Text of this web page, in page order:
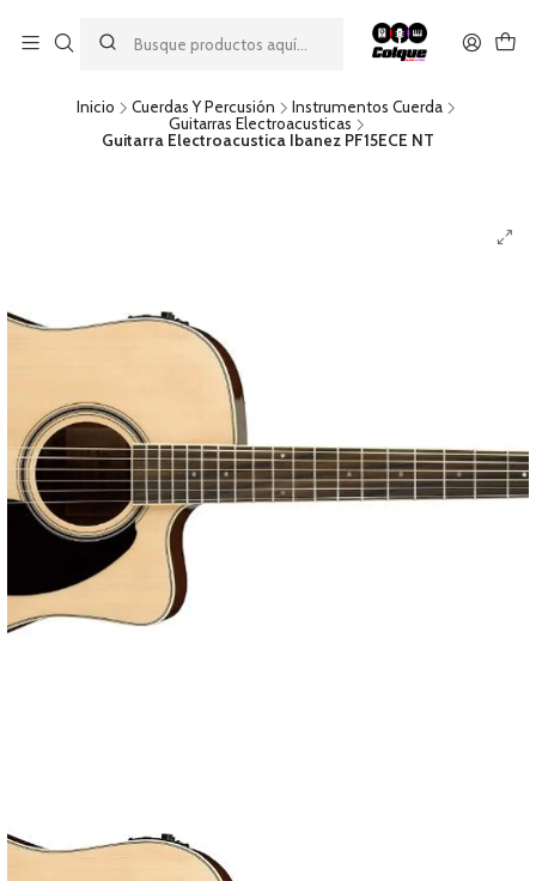
descuento por pago con transferencia bancaria
por una compra mínima de $49.990. Este descuento no es
acumulable a otras promociones ni aplicable a gastos de envío.
Inicio Cuerdas Y Percusión
Instrumentos Cuerda
Guitarras Electroacusticas
Guitarra Electroacustica Ibanez PF15ECE NT